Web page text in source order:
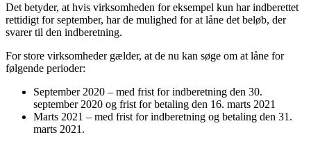
Det betyder, at hvis virksomheden for eksempel kun har indberettet
rettidigt for september, har de mulighed for at låne det beløb, der
svarer til den indberetning.
For store virksomheder gælder, at de nu kan søge om at låne for
følgende perioder:
September 2020 – med frist for indberetning den 30.
september 2020 og frist for betaling den 16. marts 2021
Marts 2021 – med frist for indberetning og betaling den 31.
marts 2021.